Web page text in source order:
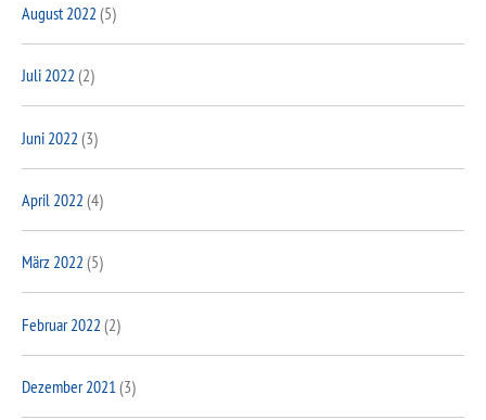
August 2022 (5)
Juli 2022 (2)
Juni 2022 (3)
April 2022 (4)
März 2022 (5)
Februar 2022 (2)
Dezember 2021(3)